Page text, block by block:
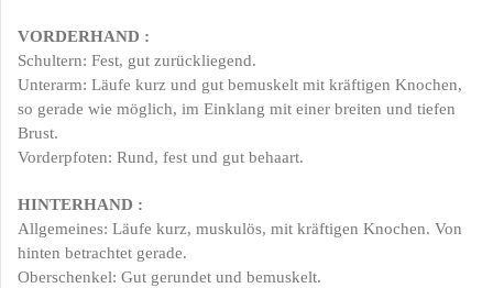
VORDERHAND :
Schultern: Fest, gut zurückliegend.
Unterarm: Läufe kurz und gut bemuskelt mit kräftigen Knochen,
so gerade wie möglich, im Einklang mit einer breiten und tiefen
Brust.
Vorderpfoten: Rund, fest und gut behaart.
HINTERHAND :
Allgemeines: Läufe kurz, muskulös, mit kräftigen Knochen. Von
hinten betrachtet gerade.
Oberschenkel: Gut gerundet und bemuskelt.